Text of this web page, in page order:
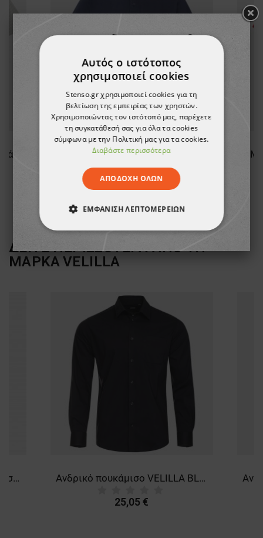
17,36 €
ΔΕΙΤΕ ΠΕΡΙΣΣΟΤΕΡΑ ΑΠΟ ΤΗ
ΜΑΡΚΑVELILLA
Ανδρικό κοντομάνικο πουκάμισο VELILLA WHITE Ανδρικό πουκάμισο VELILLA BLACK
25,05 €
Αυτός ο ιστότοπος
χρησιμοποιεί cookies
Stenso.gr χρησιμοποιεί cookies για τη
βελτίωση της εμπειρίας των χρηστών.
Χρησιμοποιώντας τον ιστότοπό μας, παρέχετε
τη συγκατάθεσή σας για όλα τα cookies
σύμφωνα με την Πολιτική μας για τα cookies.
Διαβάστε περισσότερα
ΑΠΟΔΟΧΉ ΌΛΩΝ
ΕΜΦΆΝΙΣΗ ΛΕΠΤΟΜΕΡΕΙΏΝ
ΑΠΟΛΎΤΩΣ ΑΠΑΡΑΊΤΗΤΑ
ΑΠΌΔΟΣΗΣ
ΜΗ ΤΑΞΙΝΟΜΗΜΈΝΑ